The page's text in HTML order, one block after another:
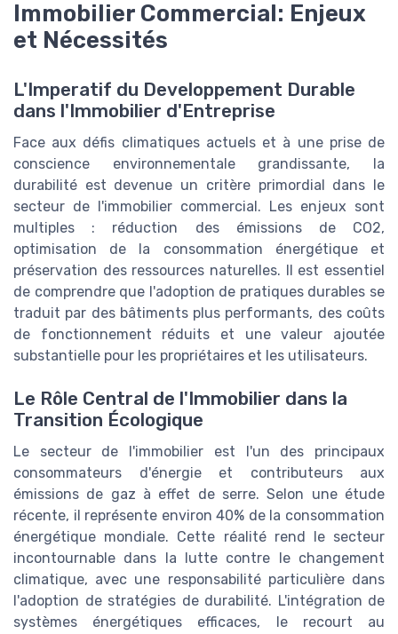
Immobilier Commercial: Enjeux
et Nécessités
L'Imperatif du Developpement Durable
dans l'Immobilier d'Entreprise
Face aux défis climatiques actuels et à une prise de
conscience environnementale grandissante, la
durabilité est devenue un critère primordial dans le
secteur de l'immobilier commercial. Les enjeux sont
multiples : réduction des émissions de CO2,
optimisation de la consommation énergétique et
préservation des ressources naturelles. Il est essentiel
de comprendre que l'adoption de pratiques durables se
traduit par des bâtiments plus performants, des coûts
de fonctionnement réduits et une valeur ajoutée
substantielle pour les propriétaires et les utilisateurs.
Le Rôle Central de l'Immobilier dans la
Transition Écologique
Le secteur de l'immobilier est l'un des principaux
consommateurs d'énergie et contributeurs aux
émissions de gaz à effet de serre. Selon une étude
récente, il représente environ 40% de la consommation
énergétique mondiale. Cette réalité rend le secteur
incontournable dans la lutte contre le changement
climatique, avec une responsabilité particulière dans
l'adoption de stratégies de durabilité. L'intégration de
systèmes énergétiques efficaces, le recourt au